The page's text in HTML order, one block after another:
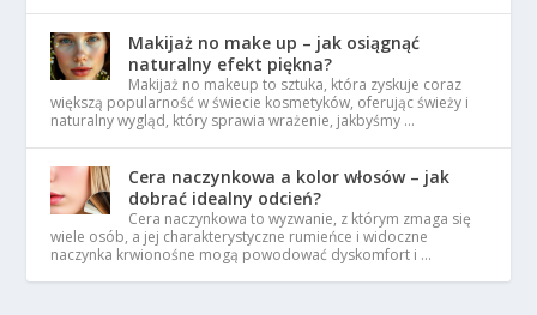
Makijaż no make up – jak osiągnąć
naturalny efekt piękna?
Makijaż no makeup to sztuka, która zyskuje coraz
większą popularność w świecie kosmetyków, oferując świeży i
naturalny wygląd, który sprawia wrażenie, jakbyśmy …
Cera naczynkowa a kolor włosów – jak
dobrać idealny odcień?
Cera naczynkowa to wyzwanie, z którym zmaga się
wiele osób, a jej charakterystyczne rumieńce i widoczne
naczynka krwionośne mogą powodować dyskomfort i …